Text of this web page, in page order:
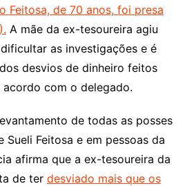
Feitosa, de 70 anos, foi presa
A mãe da ex-tesoureira agiu
as investigações e é
desvios de dinheiro feitos
acordo com o delegado.
de todas as posses
Sueli Feitosa e em pessoas da
afirma que a ex-tesoureira da
de ter desviado mais que os